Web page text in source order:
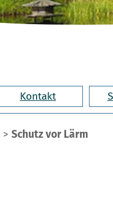
Kontakt
> Schutz vor Lärm